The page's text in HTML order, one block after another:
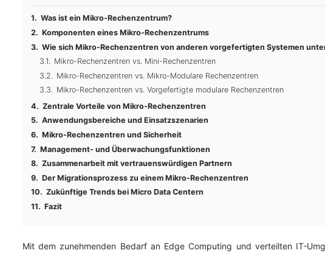
Was ist ein Mikro-Rechenzentrum?
Komponenten eines Mikro-Rechenzentrums
Wie sich Mikro-Rechenzentren von anderen vorgefertigten Systemen
Mikro-Rechenzentren vs. Mini-Rechenzentren
Mikro-Rechenzentren vs. Mikro-Modulare Rechenzentren
Mikro-Rechenzentren vs. Vorgefertigte modulare Rechenzentren
Zentrale Vorteile von Mikro-Rechenzentren
Anwendungsbereiche und Einsatzszenarien
Mikro-Rechenzentren und Sicherheit
Management- und Überwachungsfunktionen
Zusammenarbeit mit vertrauenswürdigen Partnern
Der Migrationsprozess zu einem Mikro-Rechenzentren
Zukünftige Trends bei Micro Data Centern
Fazit
Mit dem zunehmenden Bedarf an Edge Computing und verteilten IT-